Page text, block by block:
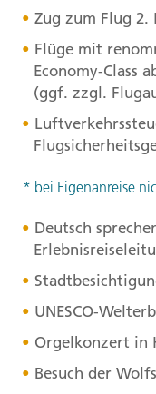
Zug zum Flug 2.
Flüge mit
Economy-Class
(ggf. zzgl.
* bei Eigenanreise
Deutsch
UNESCO-
Orgelkonzert in
Besuch der